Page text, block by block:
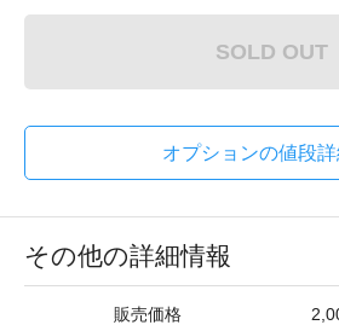
SOLD OUT
オプションの値段詳
その他の詳細情報
販売価格